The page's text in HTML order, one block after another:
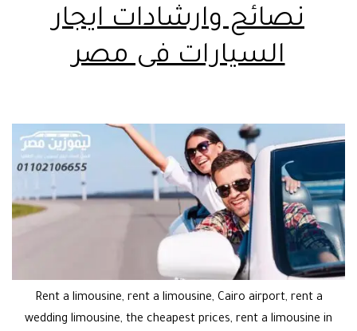
نصائح وارشادات ايجار
السيارات فى مصر
Rent a limousine, rent a limousine, Cairo airport, rent a
wedding limousine, the cheapest prices, rent a limousine in